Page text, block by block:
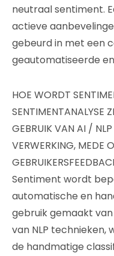
neutraal sentiment.
actieve
gebeurd in met een
geautomatiseerde
HOE WORDT
SENTIMENTANALYSE
GEBRUIK VAN AI /
VERWERKING, MEDE
Sentiment wordt
automatische en
gebruik gemaakt
van NLP technieken,
de handmatige